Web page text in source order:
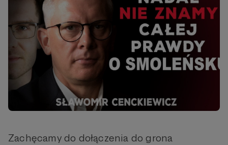
Zachęcamy do dołączenia do grona